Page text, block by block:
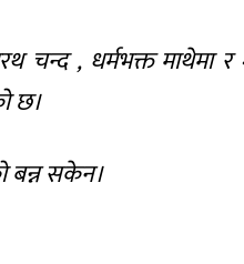
चन्द , धर्मभक्त माथेमा र
छ।
बन्न सकेन।